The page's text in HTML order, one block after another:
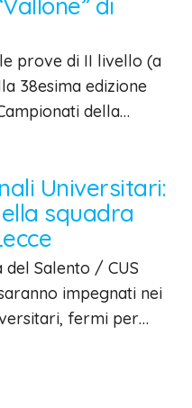
di
prove di II livello (a
38esima edizione
della…
Universitari:
squadra
del Salento / CUS
impegnati nei
fermi per…